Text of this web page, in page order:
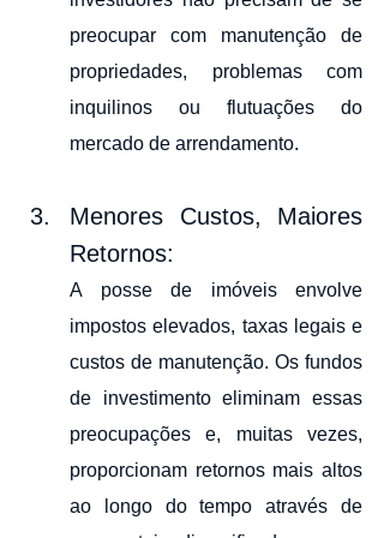
preocupar com manutenção de
propriedades, problemas com
inquilinos ou flutuações do
mercado de arrendamento.
Menores Custos, Maiores
Retornos:
A posse de imóveis envolve
impostos elevados, taxas legais e
custos de manutenção. Os fundos
de investimento eliminam essas
preocupações e, muitas vezes,
proporcionam retornos mais altos
ao longo do tempo através de